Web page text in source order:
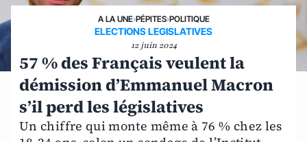
A LA UNE›PÉPITES›POLITIQUE
ELECTIONS LEGISLATIVES
12 juin 2024
57 % des Français veulent la
démission d’Emmanuel Macron
s’il perd les législatives
Un chiffre qui monte même à 76 % chez les